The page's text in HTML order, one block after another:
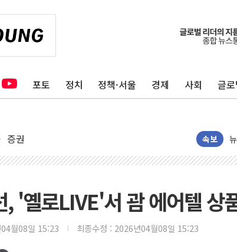
포토 정치 정책·서울 경제 사회 글로
증권 속보
[
, '옐로LIVE'서 괌 에어텔 상
월08일 15:23 최종수정 : 2026년04월08일 15:23